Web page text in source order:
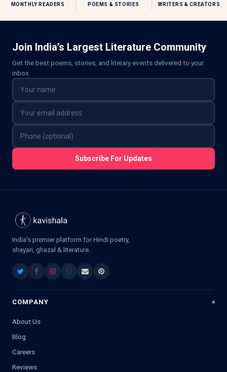
MONTHLY READERS POEMS & STORIES WRITERS & CREATORS
Join India’s Largest Literature Community
Get the best poems, stories, and literary events delivered to your
inbox.
Subscribe For Updates
India's premier platform for Hindi poetry,
shayari, ghazal & literature.
COMPANY
About Us
Blog
Careers
Reviews